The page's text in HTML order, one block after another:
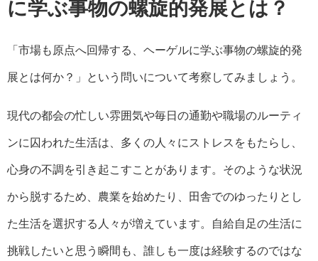
に学ぶ事物の螺旋的発展とは？
「市場も原点へ回帰する、ヘーゲルに学ぶ事物の螺旋的発
展とは何か？」という問いについて考察してみましょう。
現代の都会の忙しい雰囲気や毎日の通勤や職場のルーティ
ンに囚われた生活は、多くの人々にストレスをもたらし、
心身の不調を引き起こすことがあります。そのような状況
から脱するため、農業を始めたり、田舎でのゆったりとし
た生活を選択する人々が増えています。自給自足の生活に
挑戦したいと思う瞬間も、誰しも一度は経験するのではな